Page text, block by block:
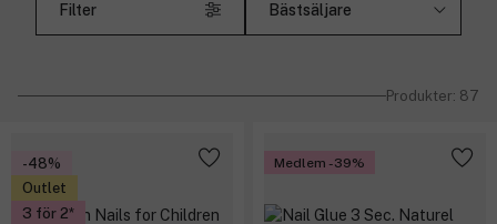
Filter
Produkter: 87
-48%
Outlet
3 för 2
Medlem -39%